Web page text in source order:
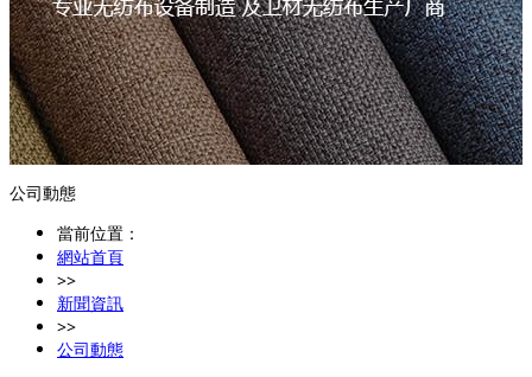
公司動態
當前位置：
網站首頁
>>
新聞資訊
>>
公司動態